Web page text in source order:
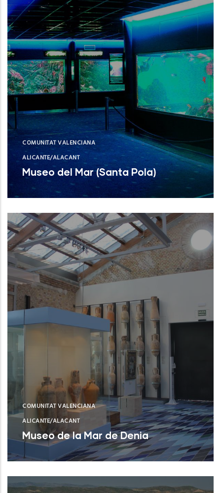
COMUNITAT VALENCIANA
ALICANTE/ALACANT
Museo del Mar (Santa Pola)
Museo del Mar (Santa Pola)NUEVO
COMUNITAT VALENCIANA
ALICANTE/ALACANT
Museo de la Mar de Denia
Museo de la Mar de DeniaNUEVO